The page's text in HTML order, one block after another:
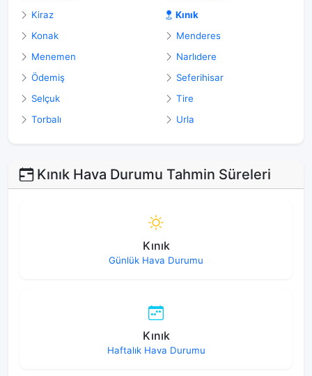
Kiraz
Kınık
Konak
Menderes
Menemen
Narlıdere
Ödemiş
Seferihisar
Selçuk
Tire
Torbalı
Urla
Kınık Hava Durumu Tahmin Süreleri
Kınık
Günlük Hava Durumu
Kınık
Haftalık Hava Durumu